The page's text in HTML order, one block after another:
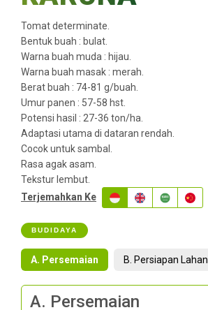
Tomat determinate.
Bentuk buah : bulat.
Warna buah muda : hijau.
Warna buah masak : merah.
Berat buah : 74-81 g/buah.
Umur panen : 57-58 hst.
Potensi hasil : 27-36 ton/ha.
Adaptasi utama di dataran rendah.
Cocok untuk sambal.
Rasa agak asam.
Tekstur lembut.
Terjemahkan Ke
BUDIDAYA
A. Persemaian B. Persiapan Lahan
A. Persemaian